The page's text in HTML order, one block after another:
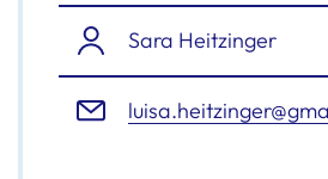
Sara Heitzinger